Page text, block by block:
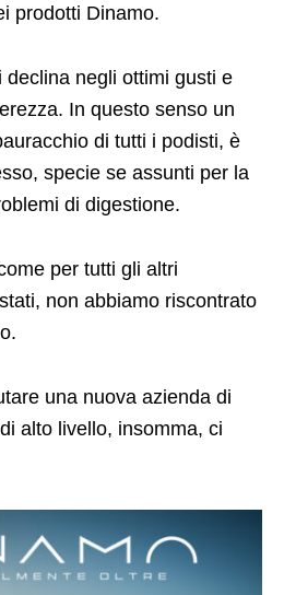
prodotti Dinamo.
declina negli ottimi gusti e
In questo senso un
di tutti i podisti, è
specie se assunti per la
di digestione.
per tutti gli altri
non abbiamo riscontrato
una nuova azienda di
alto livello, insomma, ci